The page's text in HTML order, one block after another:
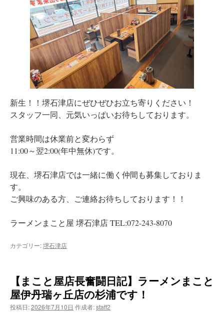
新生！！堺石津店にぜひぜひお立ち寄りください！
スタッフ一同、元気いっぱいお待ちしております。
営業時間は休業前と変わらず
11:00～翌2:00(年中無休)です。
現在、堺石津店では一緒に働く仲間も募集しておりま
す。
ご興味のある方、ご連絡お待ちしております！！
ラーメンまこと屋 堺石津店 TEL:072-243-8070
カテゴリー:堺石津店
【まこと屋店長奮闘日記】ラーメンまこと
屋伊丹瑞ヶ丘店の杉浦です！
投稿日:2026年7月10日 作成者:staff2